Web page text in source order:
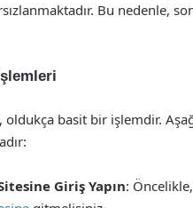
Bu nedenle,
basit bir işlemdir.
Giriş Yapın: